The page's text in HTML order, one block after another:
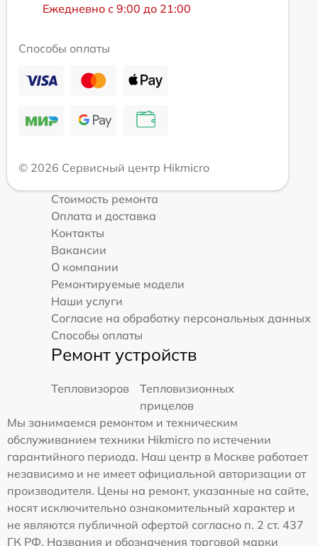
Ежедневно с 9:00 до 21:00
Способы оплаты
© 2026 Сервисный центр Hikmicro
Стоимость ремонта
Оплата и доставка
Контакты
Вакансии
О компании
Ремонтируемые модели
Наши услуги
Согласие на обработку персональных данных
Способы оплаты
Ремонт устройств
Тепловизоров
Тепловизионных
прицелов
Мы занимаемся ремонтом и техническим
обслуживанием техники Hikmicro по истечении
гарантийного периода. Наш центр в Москве работает
независимо и не имеет официальной авторизации от
производителя. Цены на ремонт, указанные на сайте,
носят исключительно ознакомительный характер и
не являются публичной офертой согласно п. 2 ст. 437
ГК РФ. Названия и обозначения торговой марки